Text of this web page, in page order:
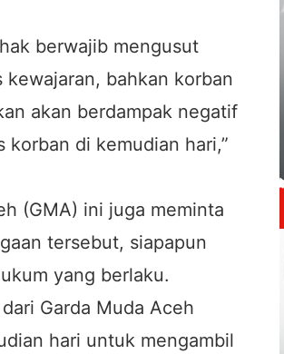
berwajib mengusut
bahkan korban
akan berdampak negatif
di kemudian hari,”
(GMA) ini juga meminta
tersebut, siapapun
yang berlaku.
Garda Muda Aceh
hari untuk mengambil